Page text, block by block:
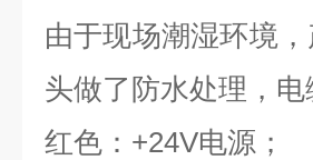
由于现场潮湿环境
头做了防水处理，
红色：+24V电源；